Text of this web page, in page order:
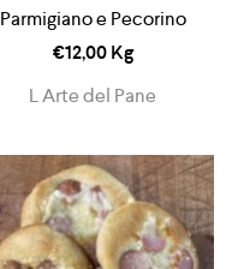
Parmigiano e Pecorino
€12,00Kg
L Arte del Pane